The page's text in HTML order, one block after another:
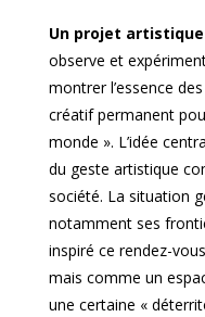
Un projet
observe et
montrer l’essence
créatif permanent
monde ». L’idée
du geste artistique
société. La situation
notamment ses
inspiré ce rendez-
mais comme un
une certaine «